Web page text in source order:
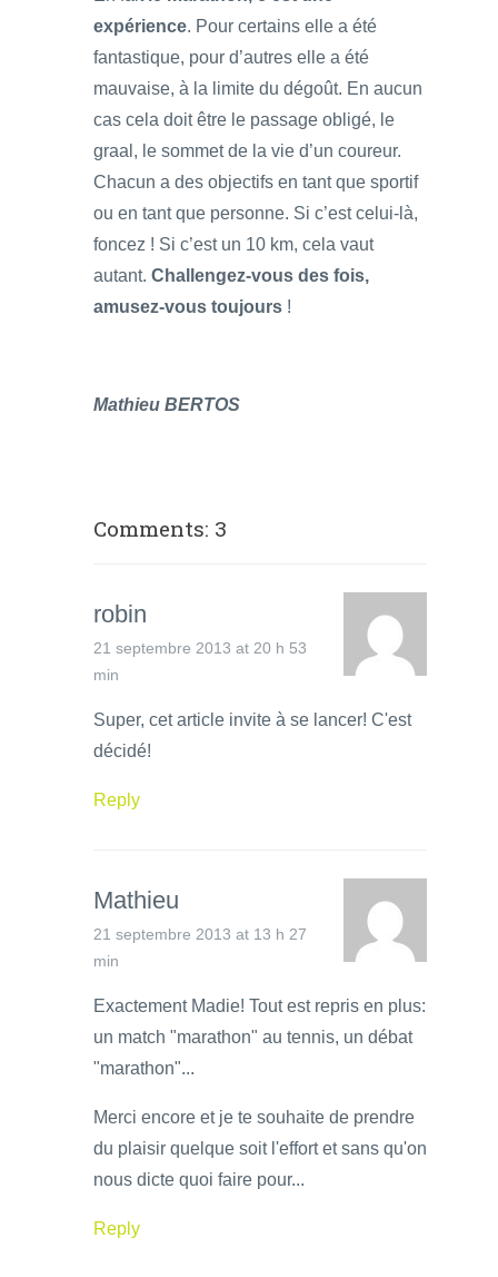
expérience. Pour certains elle a été
fantastique, pour d’autres elle a été
mauvaise, à la limite du dégoût. En aucun
cas cela doit être le passage obligé, le
graal, le sommet de la vie d’un coureur.
Chacun a des objectifs en tant que sportif
ou en tant que personne. Si c’est celui-là,
foncez ! Si c’est un 10 km, cela vaut
autant. Challengez-vous des fois,
amusez-vous toujours !
Mathieu BERTOS
Comments: 3
robin
21 septembre 2013 at 20 h 53
min
Super, cet article invite à se lancer! C'est
décidé!
Reply
Mathieu
21 septembre 2013 at 13 h 27
min
Exactement Madie! Tout est repris en plus:
un match "marathon" au tennis, un débat
"marathon"...
Merci encore et je te souhaite de prendre
du plaisir quelque soit l'effort et sans qu'on
nous dicte quoi faire pour...
Reply